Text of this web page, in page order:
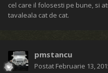
cel care il folosesti pe bune, si
tavaleala cat de cat.
pmstancu
Postat Februarie 13,